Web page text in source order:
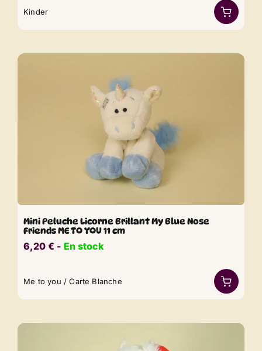
Kinder
Mini Peluche Licorne Brillant My Blue Nose
Friends ME TO YOU 11 cm
6,20 € ​​ - En stock
Me to you / Carte Blanche